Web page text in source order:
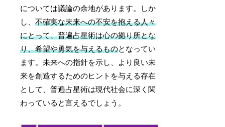
については議論の余地があります。しか
し、不確実な未来への不安を抱える人々
にとって、普遍占星術は心の拠り所とな
り、希望や勇気を与えるものとなってい
ます。未来への指針を示し、より良い未
来を創造するためのヒントを与える存在
として、普遍占星術は現代社会に深く関
わっていると言えるでしょう。